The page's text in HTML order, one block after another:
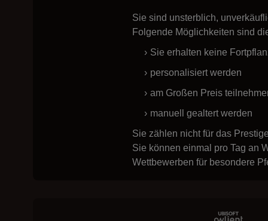
Sie sind unsterblich,
Folgende Möglichkeiten sind
Sie erhalten keine
personalisiert werden
am Großen Preis
manuell gealtert werden
Sie zählen nicht für das
Sie können einmal pro Tag an
Wettbewerben für besondere